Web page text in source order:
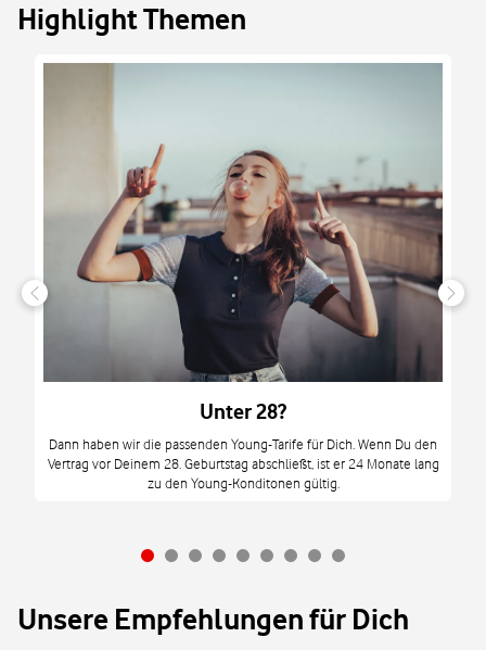
Highlight Themen
Unter 28?
Dann haben wir die passenden Young-Tarife für Dich. Wenn Du den
Vertrag vor Deinem 28. Geburtstag abschließt, ist er 24 Monate lang
zu den Young-Konditonen gültig.
Unsere Empfehlungen für Dich